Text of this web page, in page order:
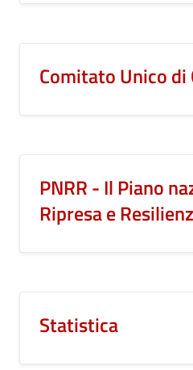
Comitato Unico di
PNRR - Il Piano
Ripresa e
Statistica